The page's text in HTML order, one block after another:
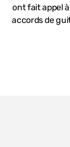
ont fait appel
accords de